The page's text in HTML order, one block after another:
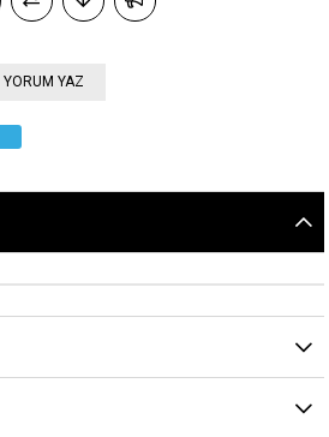
YORUM YAZ